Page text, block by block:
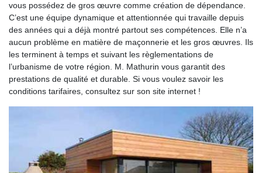
vous possédez de gros œuvre comme création de dépendance.
C’est une équipe dynamique et attentionnée qui travaille depuis
des années qui a déjà montré partout ses compétences. Elle n’a
aucun problème en matière de maçonnerie et les gros œuvres. Ils
les terminent à temps et suivant les règlementations de
l’urbanisme de votre région. M. Mathurin vous garantit des
prestations de qualité et durable. Si vous voulez savoir les
conditions tarifaires, consultez sur son site internet !